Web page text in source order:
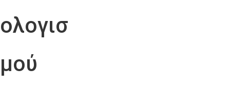
ολογισ
μού